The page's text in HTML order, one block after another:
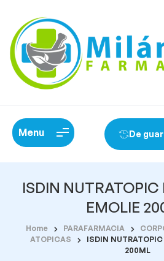
Menu De
ISDIN NUTRATOPIC
EMOLIE
Home PARAFARMACIA
ATOPICAS
ISDIN
200ML